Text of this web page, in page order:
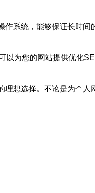
系统，能够保证长时间
为您的网站提供优化
想选择。不论是为个人